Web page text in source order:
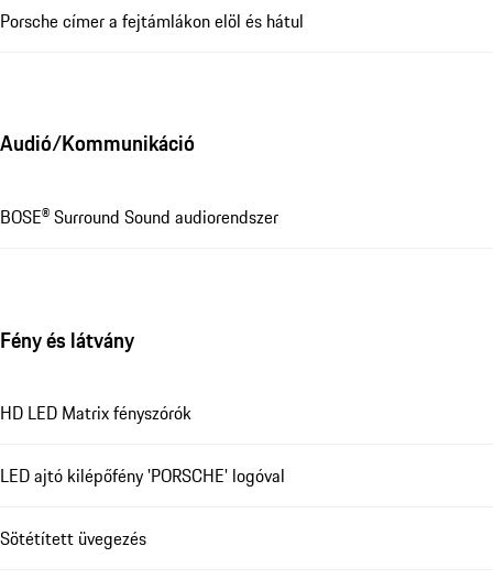
Porsche címer a fejtámlákon elöl és hátul
Audió/Kommunikáció
BOSE® Surround Sound audiorendszer
Fény és látvány
HD LED Matrix fényszórók
LED ajtó kilépőfény 'PORSCHE' logóval
Sötétített üvegezés